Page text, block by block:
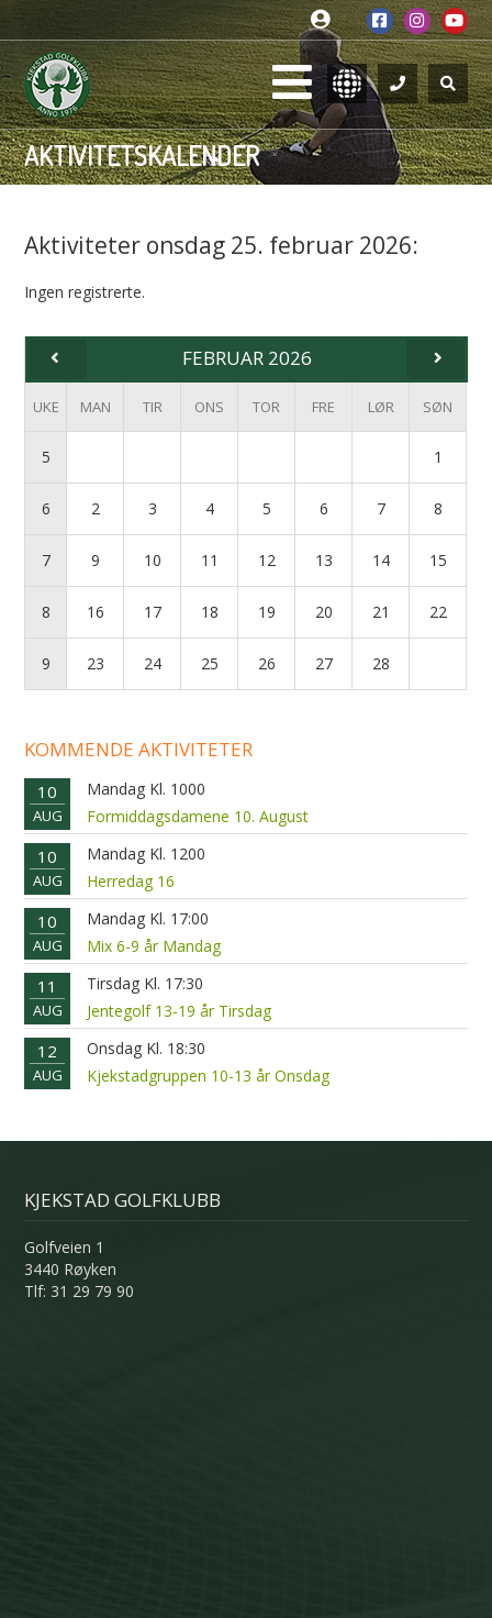
AKTIVITETSKALENDER
Aktiviteter onsdag 25. februar 2026:
Ingen registrerte.
FEBRUAR 2026
UKE MAN TIR ONS TOR FRE LØR SØN
5 1
6 2 3 4 5 6 7 8
7 9 10 11 12 13 14 15
8 16 17 18 19 20 21 22
9 23 24 25 26 27 28
KOMMENDE AKTIVITETER
10
AUG
Mandag Kl. 1000
Formiddagsdamene 10. August
10
AUG
Mandag Kl. 1200
Herredag 16
10
AUG
Mandag Kl. 17:00
Mix 6-9 år Mandag
11
AUG
Tirsdag Kl. 17:30
Jentegolf 13-19 år Tirsdag
12
AUG
Onsdag Kl. 18:30
Kjekstadgruppen 10-13 år Onsdag
KJEKSTAD GOLFKLUBB
Golfveien 1
3440 Røyken
Tlf: 31 29 79 90